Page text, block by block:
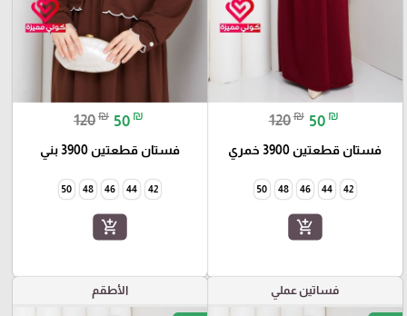
120₪ 50 ₪
فستان قطعتين 3900 خمري
42
44
46
48
50
add_shopping_cart
120₪ 50 ₪
فستان قطعتين 3900 بني
42
44
46
48
50
add_shopping_cart
فساتين عملي الأطقم